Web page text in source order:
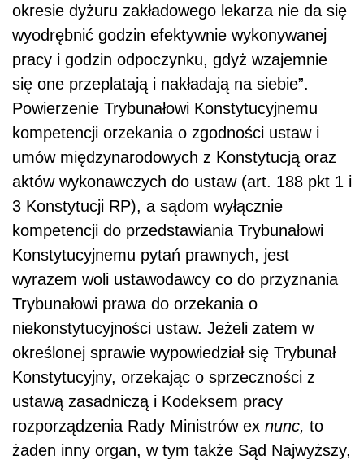
okresie dyżuru zakładowego lekarza nie da się
wyodrębnić godzin efektywnie wykonywanej
pracy i godzin odpoczynku, gdyż wzajemnie
się one przeplatają i nakładają na siebie”.
Powierzenie Trybunałowi Konstytucyjnemu
kompetencji orzekania o zgodności ustaw i
umów międzynarodowych z Konstytucją oraz
aktów wykonawczych do ustaw (art. 188 pkt 1 i
3 Konstytucji RP), a sądom wyłącznie
kompetencji do przedstawiania Trybunałowi
Konstytucyjnemu pytań prawnych, jest
wyrazem woli ustawodawcy co do przyznania
Trybunałowi prawa do orzekania o
niekonstytucyjności ustaw. Jeżeli zatem w
określonej sprawie wypowiedział się Trybunał
Konstytucyjny, orzekając o sprzeczności z
ustawą zasadniczą i Kodeksem pracy
rozporządzenia Rady Ministrów ex nunc, to
żaden inny organ, w tym także Sąd Najwyższy,